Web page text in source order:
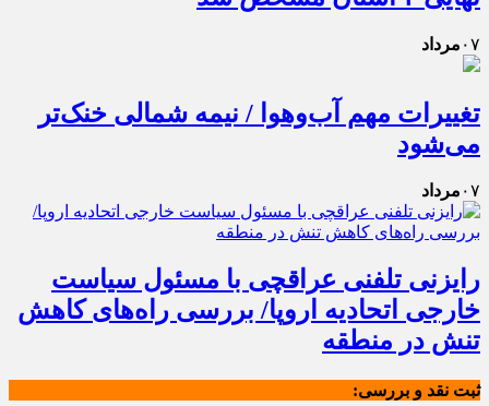
۰۷ مرداد
تغییرات مهم آب‌وهوا / نیمه شمالی خنک‌تر
می‌شود
۰۷ مرداد
رایزنی تلفنی عراقچی با مسئول سیاست
خارجی اتحادیه اروپا/ بررسی راه‌های کاهش
تنش در منطقه
ثبت نقد و بررسی: